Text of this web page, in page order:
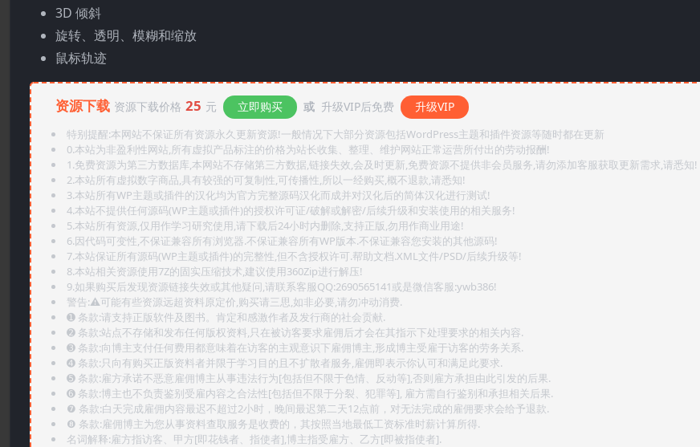
3D 倾斜
旋转、透明、模糊和缩放
鼠标轨迹
资源下载 资源下载价格 25 元 立即购买 或 升级VIP后免费 升级VIP
特别提醒:本网站不保证所有资源永久更新资源!一般情况下大部分资源包括WordPress主题和插件资源等随时都在更新
0.本站为非盈利性网站,所有虚拟产品标注的价格为站长收集、整理、维护网站正常运营所付出的劳动报酬!
1.免费资源为第三方数据库,本网站不存储第三方数据,链接失效,会及时更新,免费资源不提供非会员服务,请勿添加客服获取更新需求,请悉知!
2.本站所有虚拟数字商品,具有较强的可复制性,可传播性,所以一经购买,概不退款,请悉知!
3.本站所有WP主题或插件的汉化均为官方完整源码汉化而成并对汉化后的简体汉化进行测试!
4.本站不提供任何源码(WP主题或插件)的授权许可证/破解或解密/后续升级和安装使用的相关服务!
5.本站所有资源,仅用作学习研究使用,请下载后24小时内删除,支持正版,勿用作商业用途!
6.因代码可变性,不保证兼容所有浏览器.不保证兼容所有WP版本.不保证兼容您安装的其他源码!
7.本站保证所有源码(WP主题或插件)的完整性,但不含授权许可.帮助文档.XML文件/PSD/后续升级等!
8.本站相关资源使用7Z的固实压缩技术,建议使用360Zip进行解压!
9.如果购买后发现资源链接失效或其他疑问,请联系客服QQ:2690565141或是微信客服:ywb386!
警告:⚠️可能有些资源远超资料原定价,购买请三思,如非必要,请勿冲动消费.
➊️ 条款:请支持正版软件及图书。肯定和感激作者及发行商的社会贡献.
➋️ 条款:站点不存储和发布任何版权资料,只在被访客要求雇佣后才会在其指示下处理要求的相关内容.
➌️ 条款:向博主支付任何费用都意味着在访客的主观意识下雇佣博主,形成博主受雇于访客的劳务关系.
➍️ 条款:只向有购买正版资料者并限于学习目的且不扩散者服务,雇佣即表示你认可和满足此要求.
➎ 条款:雇方承诺不恶意雇佣博主从事违法行为[包括但不限于色情、反动等],否则雇方承担由此引发的后果.
➏️ 条款:博主也不负责鉴别受雇内容之合法性[包括但不限于分裂、犯罪等], 雇方需自行鉴别和承担相关后果.
❼ 条款:白天完成雇佣内容最迟不超过2小时，晚间最迟第二天12点前，对无法完成的雇佣要求会给予退款.
❽ 条款:雇佣博主为您从事资料查取服务是收费的，其按照当地最低工资标准时薪计算所得.
名词解释:雇方指访客、甲方[即花钱者、指使者],博主指受雇方、乙方[即被指使者].